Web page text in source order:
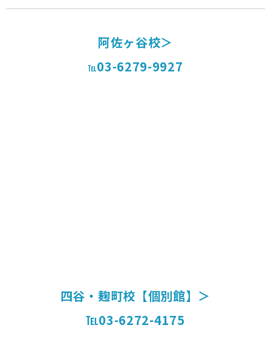
阿佐ヶ谷校＞
℡03-6279-9927
四谷・麹町校【個別館】＞
℡03-6272-4175